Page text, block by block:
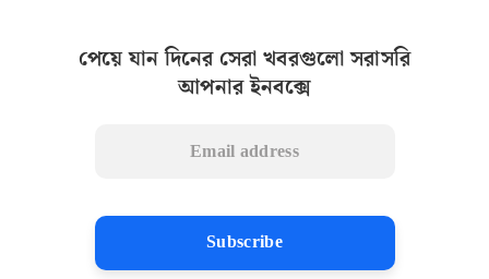
পেয়ে যান দিনের সেরা খবরগুলো সরাসরি
আপনার ইনবক্সে
Subscribe